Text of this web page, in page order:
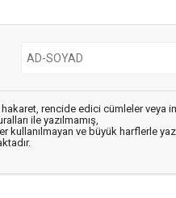
rencide edici cümleler veya
ile yazılmamış,
kullanılmayan ve büyük harflerle